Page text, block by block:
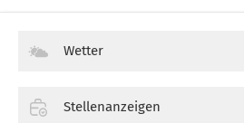
Wetter
Stellenanzeigen